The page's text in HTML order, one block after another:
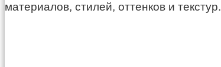
материалов, стилей, оттенков и текстур.